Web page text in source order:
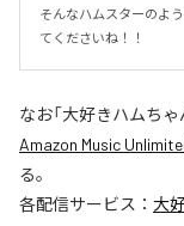
そんなハムスターのよ
てくださいね！！
なお「大好きハムちゃ
Amazon Music
る。
各配信サービス： 大